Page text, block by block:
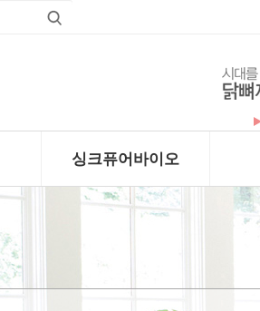
싱크퓨어바이오
하위분류